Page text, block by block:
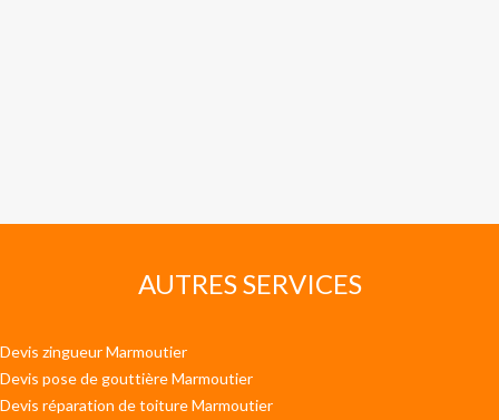
AUTRES SERVICES
Devis zingueur Marmoutier
Devis pose de gouttière Marmoutier
Devis réparation de toiture Marmoutier